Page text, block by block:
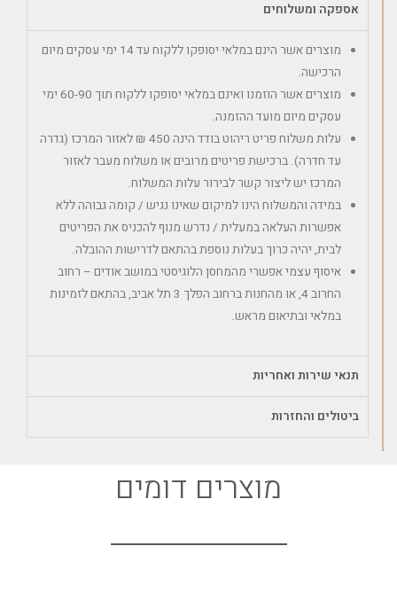
אספקה ומשלוחים
מוצרים אשר הינם במלאי יסופקו ללקוח עד 14 ימי עסקים מיום
הרכישה.
מוצרים אשר הוזמנו ואינם במלאי יסופקו ללקוח תוך 60-90 ימי
עסקים מיום מועד ההזמנה.
עלות משלוח פריט ריהוט בודד הינה 450 ₪ לאזור המרכז (גדרה
עד חדרה). ברכישת פריטים מרובים או משלוח מעבר לאזור
המרכז יש ליצור קשר לבירור עלות המשלוח.
במידה והמשלוח הינו למיקום שאינו נגיש / קומה גבוהה ללא
אפשרות העלאה במעלית / נדרש מנוף להכניס את הפריטים
לבית, יהיה כרוך בעלות נוספת בהתאם לדרישות ההובלה.
איסוף עצמי אפשרי מהמחסן הלוגיסטי במושב אודים – רחוב
החרוב 4, או מהחנות ברחוב הפלך 3 תל אביב, בהתאם לזמינות
במלאי ובתיאום מראש.
תנאי שירות ואחריות
ביטולים והחזרות
מוצרים דומים